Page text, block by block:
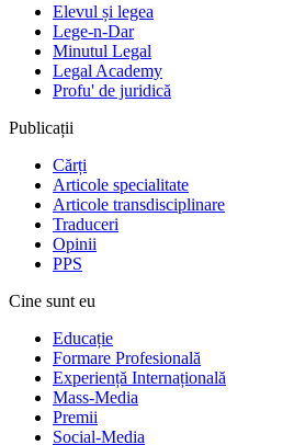
Elevul și legea
Lege-n-Dar
Minutul Legal
Legal Academy
Profu' de juridică
Publicații
Cărți
Articole specialitate
Articole transdisciplinare
Traduceri
Opinii
PPS
Cine sunt eu
Educație
Formare Profesională
Experiență Internațională
Mass-Media
Premii
Social-Media